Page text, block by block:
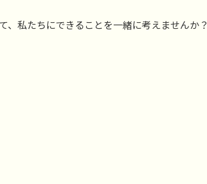
、私たちにできることを一緒に考えませんか？